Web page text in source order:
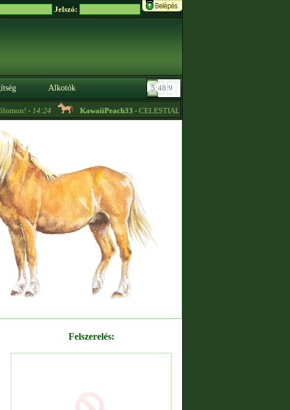
Jelszó:
Alkotók
-14:24 KawaiiPeach33- CELESTIAL LÓVÁSÁR KANCA/CSŐDÖR
Felszerelés: